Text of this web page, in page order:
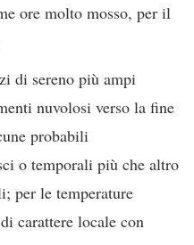
ore molto mosso, per il
di sereno più ampi
nuvolosi verso la fine
probabili
o temporali più che altro
per le temperature
carattere locale con